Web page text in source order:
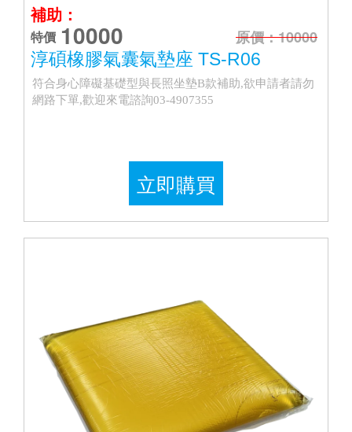
補助：
特價 10000
原價：10000
淳碩橡膠氣囊氣墊座 TS-R06
符合身心障礙基礎型與長照坐墊B款補助,欲申請者請勿
網路下單,歡迎來電諮詢03-4907355
立即購買